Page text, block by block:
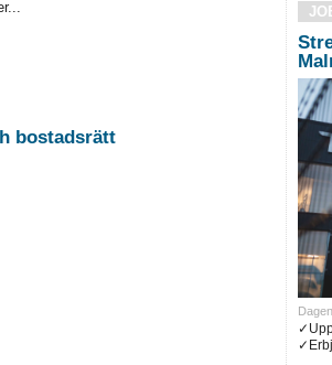
Auktion i Sundsvall - Fastigheter och bostadsrätt